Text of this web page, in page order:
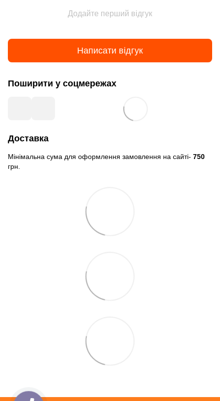
Додайте перший відгук
Написати відгук
Поширити у соцмережах
Доставка
Мінімальна сума для оформлення замовлення на сайті- 750
грн.